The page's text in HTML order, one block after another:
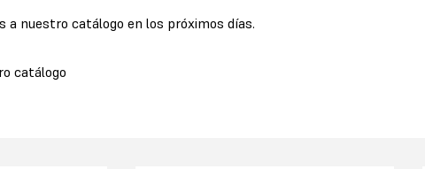
a nuestro catálogo en los próximos días.
catálogo